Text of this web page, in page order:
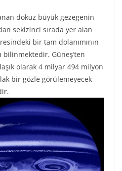
dokuz büyük gezegenin
sekizinci sırada yer alan
bir tam dolanımının
bilinmektedir. Güneş’ten
olarak 4 milyar 494 milyon
bir gözle görülemeyecek